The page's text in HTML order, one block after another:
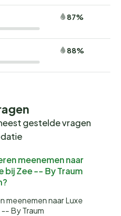
87%
88%
gestelde vragen
meenemen naar
bij Zee -- By Traum
meenemen naar Luxe
By Traum